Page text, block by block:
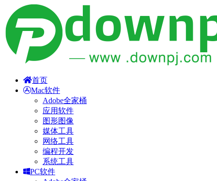
首页
Mac软件
Adobe全家桶
应用软件
图形图像
媒体工具
网络工具
编程开发
系统工具
PC软件